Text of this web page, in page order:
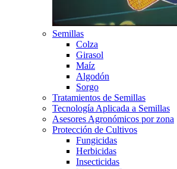
Semillas
Colza
Girasol
Maíz
Algodón
Sorgo
Tratamientos de Semillas
Tecnología Aplicada a Semillas
Asesores Agronómicos por zona
Protección de Cultivos
Fungicidas
Herbicidas
Insecticidas